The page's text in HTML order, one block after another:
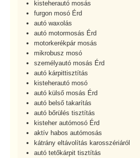
kisteherautó mosás
furgon mosó Érd
autó waxolás
autó motormosás Érd
motorkerékpár mosás
mikrobusz mosó
személyautó mosás Érd
autó kárpittisztítás
kisteherautó mosó
autó külső mosás Érd
autó belső takarítás
autó bőrülés tisztítás
kisteher autómosó Érd
aktív habos autómosás
kátrány eltávolítás karosszériáról
autó tetőkárpit tisztítás